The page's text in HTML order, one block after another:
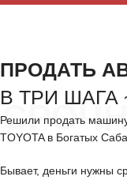
ПРОДАТЬ
В ТРИ ШАГА
Решили продать
TOYOTA в Богатых
Бывает, деньги нужны